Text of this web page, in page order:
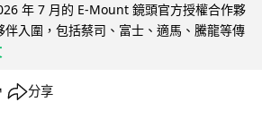
年 7 月的 E-Mount 鏡頭官方授權合作夥
伴入圍，包括蔡司、富士、適馬、騰龍等傳
分享